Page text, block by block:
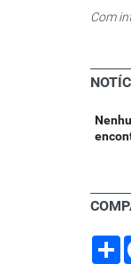
Com